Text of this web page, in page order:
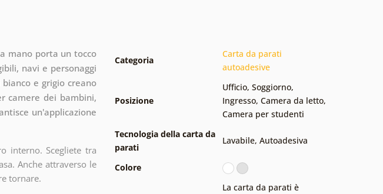
mano porta un tocco
navi e personaggi
e grigio creano
camere dei bambini,
un'applicazione
interno. Scegliete tra
Anche attraverso le
tornare.
Categoria
Carta da parati
autoadesive
Posizione
Ufficio, Soggiorno,
Ingresso, Camera da letto,
Camera per studenti
Tecnologia della carta da
parati
Lavabile, Autoadesiva
Colore
La carta da parati è